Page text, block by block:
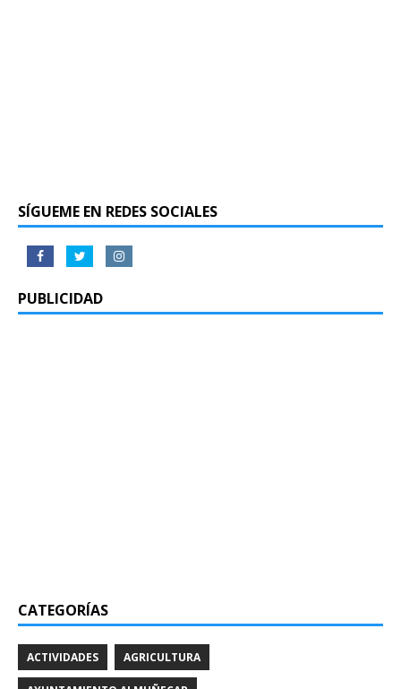
SÍGUEME EN REDES SOCIALES
PUBLICIDAD
CATEGORÍAS
ACTIVIDADES AGRICULTURA